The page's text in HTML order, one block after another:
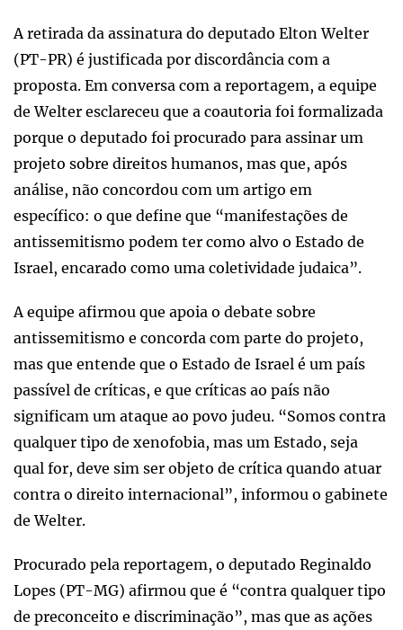
A retirada da assinatura do deputado Elton Welter
(PT-PR) é justificada por discordância com a
proposta. Em conversa com a reportagem, a equipe
de Welter esclareceu que a coautoria foi formalizada
porque o deputado foi procurado para assinar um
projeto sobre direitos humanos, mas que, após
análise, não concordou com um artigo em
específico: o que define que “manifestações de
antissemitismo podem ter como alvo o Estado de
Israel, encarado como uma coletividade judaica”.
A equipe afirmou que apoia o debate sobre
antissemitismo e concorda com parte do projeto,
mas que entende que o Estado de Israel é um país
passível de críticas, e que críticas ao país não
significam um ataque ao povo judeu. “Somos contra
qualquer tipo de xenofobia, mas um Estado, seja
qual for, deve sim ser objeto de crítica quando atuar
contra o direito internacional”, informou o gabinete
de Welter.
Procurado pela reportagem, o deputado Reginaldo
Lopes (PT-MG) afirmou que é “contra qualquer tipo
de preconceito e discriminação”, mas que as ações